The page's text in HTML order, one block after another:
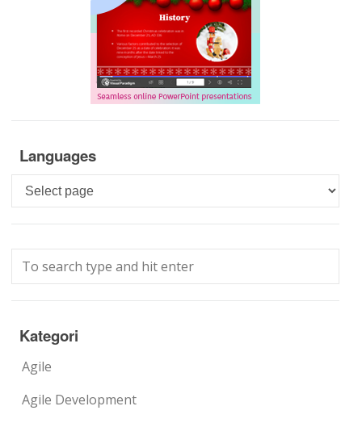
Languages
Languages
Kategori
Agile
Agile Development